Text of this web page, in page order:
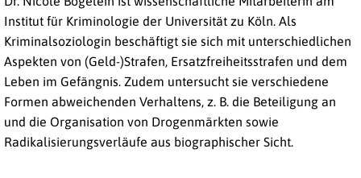
Institut für Kriminologie der Universität zu Köln. Als
Kriminalsoziologin beschäftigt sie sich mit unterschiedlichen
Aspekten von (Geld-)Strafen, Ersatzfreiheitsstrafen und dem
Leben im Gefängnis. Zudem untersucht sie verschiedene
Formen abweichenden Verhaltens, z. B. die Beteiligung an
und die Organisation von Drogenmärkten sowie
Radikalisierungsverläufe aus biographischer Sicht.